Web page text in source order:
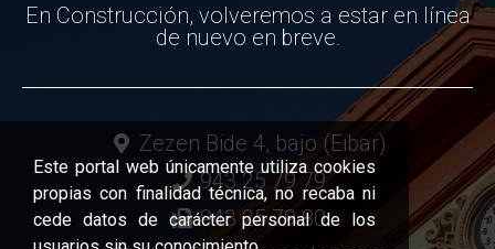
En Construcción, volveremos a estar en línea
de nuevo en breve.
Zezen Bide 4, bajo (Eibar)
943 25 79 79
943 25 79 80
Este portal web únicamente utiliza cookies
propias con finalidad técnica, no recaba ni
cede datos de carácter personal de los